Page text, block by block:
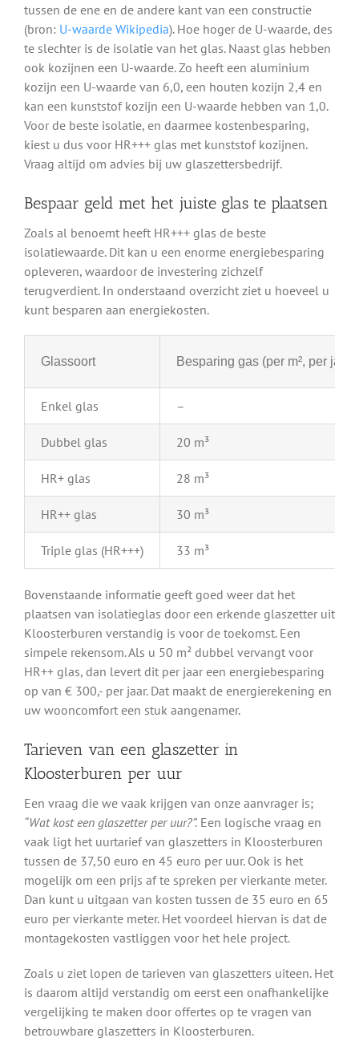
tussen de ene en de andere kant van een constructie
(bron: U-waarde Wikipedia). Hoe hoger de U-waarde, des
te slechter is de isolatie van het glas. Naast glas hebben
ook kozijnen een U-waarde. Zo heeft een aluminium
kozijn een U-waarde van 6,0, een houten kozijn 2,4 en
kan een kunststof kozijn een U-waarde hebben van 1,0.
Voor de beste isolatie, en daarmee kostenbesparing,
kiest u dus voor HR+++ glas met kunststof kozijnen.
Vraag altijd om advies bij uw glaszettersbedrijf.
Bespaar geld met het juiste glas te plaatsen
Zoals al benoemt heeft HR+++ glas de beste
isolatiewaarde. Dit kan u een enorme energiebesparing
opleveren, waardoor de investering zichzelf
terugverdient. In onderstaand overzicht ziet u hoeveel u
kunt besparen aan energiekosten.
Glassoort Besparing gas (per m², per jaar)
Enkel glas –
Dubbel glas 20 m³
HR+ glas 28 m³
HR++ glas 30 m³
Triple glas (HR+++) 33 m³
Bovenstaande informatie geeft goed weer dat het
plaatsen van isolatieglas door een erkende glaszetter uit
Kloosterburen verstandig is voor de toekomst. Een
simpele rekensom. Als u 50 m² dubbel vervangt voor
HR++ glas, dan levert dit per jaar een energiebesparing
op van € 300,- per jaar. Dat maakt de energierekening en
uw wooncomfort een stuk aangenamer.
Tarieven van een glaszetter in
Kloosterburen per uur
Een vraag die we vaak krijgen van onze aanvrager is;
“Wat kost een glaszetter per uur?”. Een logische vraag en
vaak ligt het uurtarief van glaszetters in Kloosterburen
tussen de 37,50 euro en 45 euro per uur. Ook is het
mogelijk om een prijs af te spreken per vierkante meter.
Dan kunt u uitgaan van kosten tussen de 35 euro en 65
euro per vierkante meter. Het voordeel hiervan is dat de
montagekosten vastliggen voor het hele project.
Zoals u ziet lopen de tarieven van glaszetters uiteen. Het
is daarom altijd verstandig om eerst een onafhankelijke
vergelijking te maken door offertes op te vragen van
betrouwbare glaszetters in Kloosterburen.